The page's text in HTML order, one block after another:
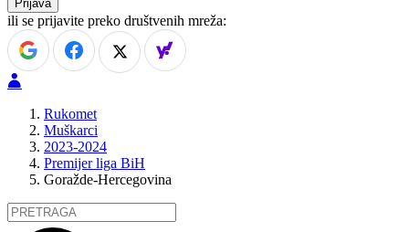
ili se prijavite preko društvenih mreža:
Rukomet
Muškarci
2023-2024
Premijer liga BiH
Goražde-Hercegovina